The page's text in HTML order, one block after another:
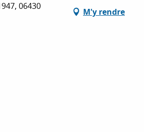
06430
M'y rendre